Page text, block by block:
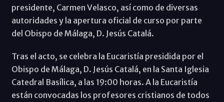
presidente, Carmen Velasco, así como de diversas
autoridades y la apertura oficial de curso por parte
del Obispo de Málaga, D. Jesús Catalá.
Tras el acto, se celebra la Eucaristía presidida por el
Obispo de Málaga, D. Jesús Catalá, en la Santa Iglesia
Catedral Basílica, a las 19:00 horas. A la Eucaristía
están convocadas los profesores cristianos de todos